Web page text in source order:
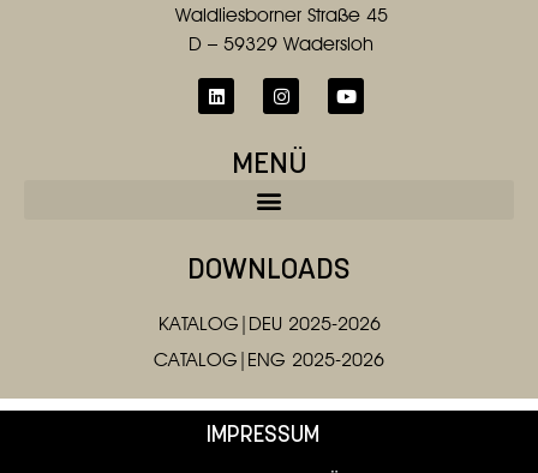
Waldliesborner Straße 45
D – 59329 Wadersloh
MENÜ
DOWNLOADS
KATALOG|DEU 2025-2026
CATALOG|ENG 2025-2026
IMPRESSUM